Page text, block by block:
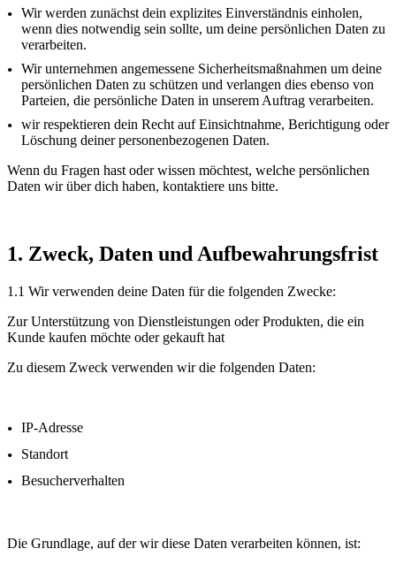
Wir werden zunächst dein explizites Einverständnis einholen,
wenn dies notwendig sein sollte, um deine persönlichen Daten zu
verarbeiten.
Wir unternehmen angemessene Sicherheitsmaßnahmen um deine
persönlichen Daten zu schützen und verlangen dies ebenso von
Parteien, die persönliche Daten in unserem Auftrag verarbeiten.
wir respektieren dein Recht auf Einsichtnahme, Berichtigung oder
Löschung deiner personenbezogenen Daten.
Wenn du Fragen hast oder wissen möchtest, welche persönlichen
Daten wir über dich haben, kontaktiere uns bitte.
1. Zweck, Daten und Aufbewahrungsfrist
1.1 Wir verwenden deine Daten für die folgenden Zwecke:
Zur Unterstützung von Dienstleistungen oder Produkten, die ein
Kunde kaufen möchte oder gekauft hat
Zu diesem Zweck verwenden wir die folgenden Daten:
IP-Adresse
Standort
Besucherverhalten
Die Grundlage, auf der wir diese Daten verarbeiten können, ist: